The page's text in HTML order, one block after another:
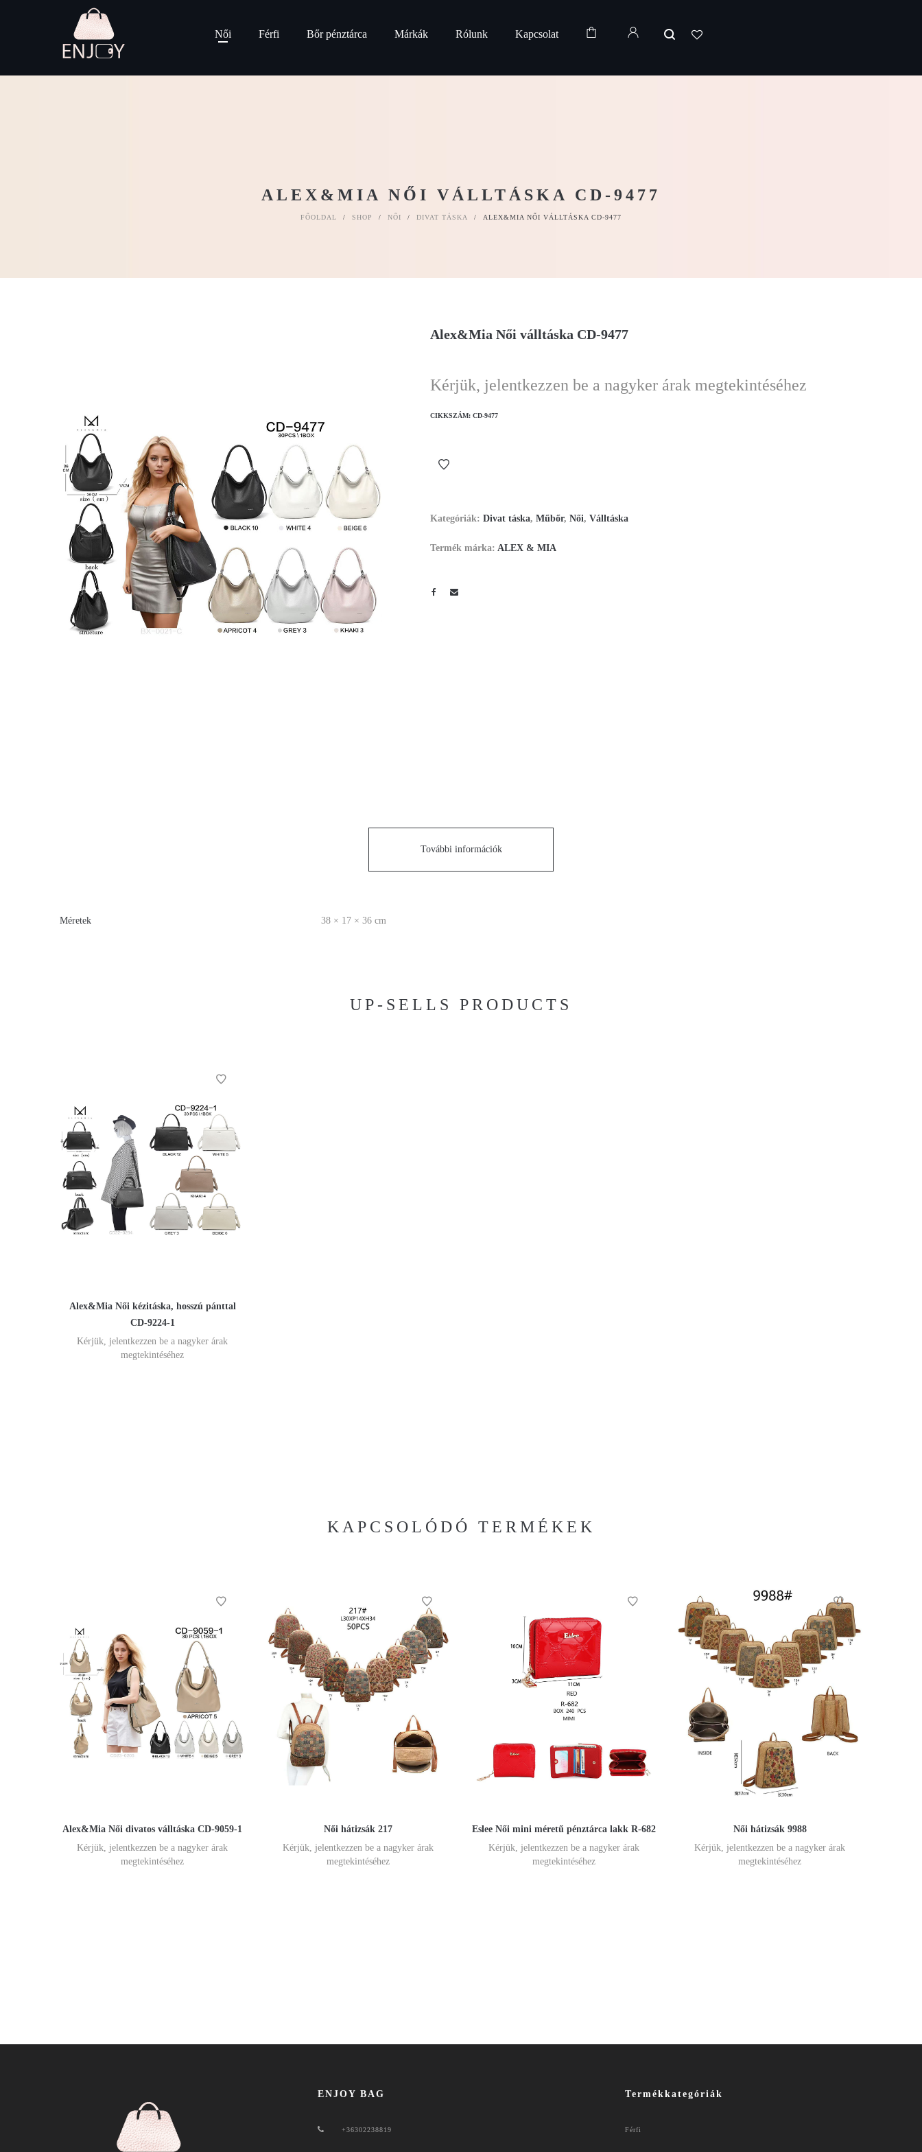
Női Férfi Bőr pénztárca Márkák Rólunk Kapcsolat
ALEX&MIA NŐI VÁLLTÁSKA CD-9477
FŐOLDAL / SHOP / NŐI / DIVAT TÁSKA / ALEX&MIA NŐI VÁLLTÁSKA CD-9477
Alex&Mia Női válltáska CD-9477
Kérjük, jelentkezzen be a nagyker árak megtekintéséhez
CIKKSZÁM: CD-9477
Kategóriák: Divat táska, Műbőr, Női, Válltáska
Termék márka: ALEX & MIA
További információk
Méretek 38 × 17 × 36 cm
UP-SELLS PRODUCTS
Alex&Mia Női kézitáska, hosszú pánttal
CD-9224-1
Kérjük, jelentkezzen be a nagyker árak
megtekintéséhez
KAPCSOLÓDÓ TERMÉKEK
Alex&Mia Női divatos válltáska CD-9059-1
Kérjük, jelentkezzen be a nagyker árak
megtekintéséhez
Női hátizsák 217
Kérjük, jelentkezzen be a nagyker árak
megtekintéséhez
Eslee Női mini méretű pénztárca lakk R-682
Kérjük, jelentkezzen be a nagyker árak
megtekintéséhez
Női hátizsák 9988
Kérjük, jelentkezzen be a nagyker árak
megtekintéséhez
ENJOY BAG
+36302238819
Termékkategóriák
Férfi